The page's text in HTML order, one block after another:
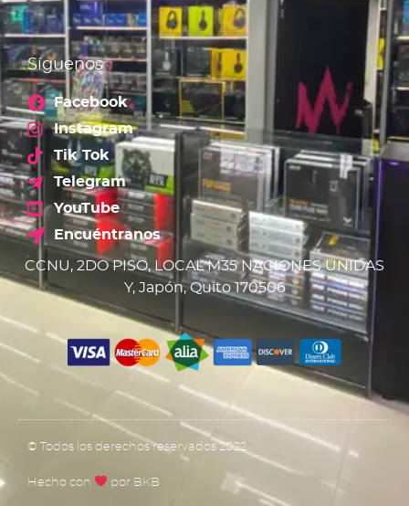
Síguenos
Facebook
Instagram
Tik Tok
Telegram
YouTube
Encuéntranos
CCNU, 2DO PISO, LOCAL M35 NACIONES UNIDAS
Y, Japón, Quito 170506
© Todos los derechos reservados 2022
Hecho con por BKB​​